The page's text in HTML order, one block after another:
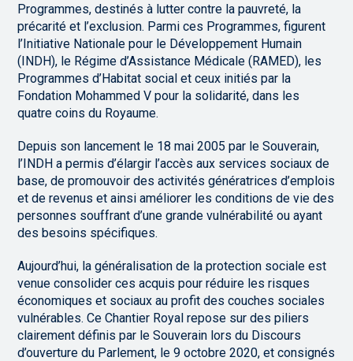
Programmes, destinés à lutter contre la pauvreté, la
précarité et l’exclusion. Parmi ces Programmes, figurent
l’Initiative Nationale pour le Développement Humain
(INDH), le Régime d’Assistance Médicale (RAMED), les
Programmes d’Habitat social et ceux initiés par la
Fondation Mohammed V pour la solidarité, dans les
quatre coins du Royaume.
Depuis son lancement le 18 mai 2005 par le Souverain,
l’INDH a permis d’élargir l’accès aux services sociaux de
base, de promouvoir des activités génératrices d’emplois
et de revenus et ainsi améliorer les conditions de vie des
personnes souffrant d’une grande vulnérabilité ou ayant
des besoins spécifiques.
Aujourd’hui, la généralisation de la protection sociale est
venue consolider ces acquis pour réduire les risques
économiques et sociaux au profit des couches sociales
vulnérables. Ce Chantier Royal repose sur des piliers
clairement définis par le Souverain lors du Discours
d’ouverture du Parlement, le 9 octobre 2020, et consignés